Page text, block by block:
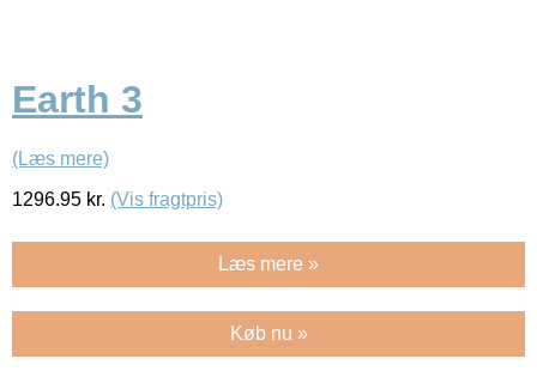
Earth 3
(Læs mere)
1296.95 kr. (Vis fragtpris)
Læs mere »
Køb nu »